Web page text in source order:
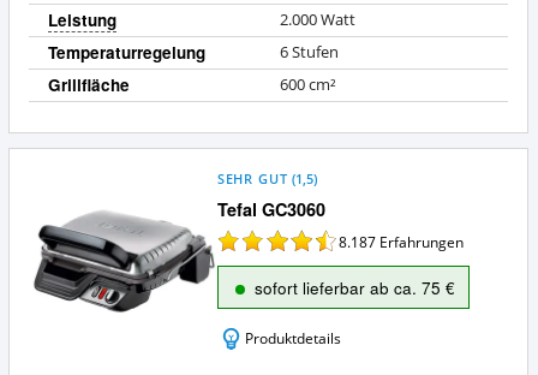
Leistung 2.000Watt
Temperaturregelung 6 Stufen
Grillfläche 600cm²
Tefal GC3060
SEHR GUT (1,5)
8.187 Erfahrungen
sofort lieferbar ab ca. 75 €
Produktdetails